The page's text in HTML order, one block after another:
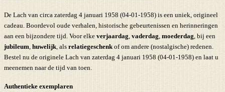
De Lach van circa zaterdag 4 januari 1958 (04-01-1958) is een uniek, origineel
cadeau. Boordevol oude verhalen, historische gebeurtenissen en herinneringen
aan een bijzondere tijd. Voor elke verjaardag vaderdag moederdag , bij een
jubileum huwelijk , als relatiegeschenk of om andere (nostalgische) redenen.
Bestel nu de originele Lach van zaterdag 4 januari 1958 (04-01-1958) en laat u
meenemen naar de tijd van toen.
Authentieke exemplaren